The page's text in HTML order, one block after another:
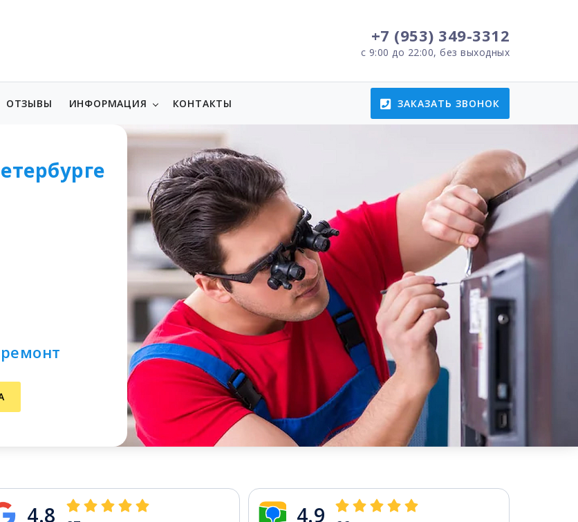
+7 (953) 349-3312
с 9:00 до 22:00, без выходных
ОТЗЫВЫ ИНФОРМАЦИЯ КОНТАКТЫ ЗАКАЗАТЬ ЗВОНОК
4.8 4.9